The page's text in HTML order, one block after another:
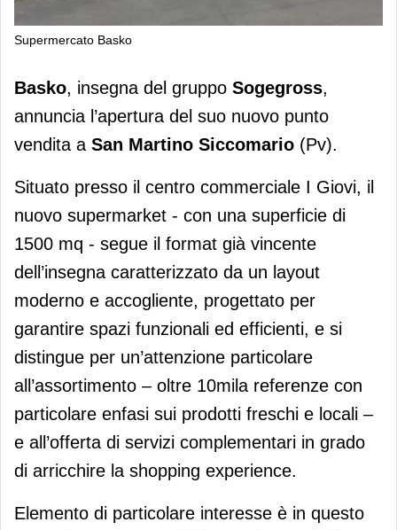
Supermercato Basko
Basko: un nuovo punto vendita a San
Martino Siccomario (Pv)
Basko, insegna del gruppo Sogegross,
annuncia l’apertura del suo nuovo punto
vendita a San Martino Siccomario (Pv).
Situato presso il centro commerciale I Giovi, il
nuovo supermarket - con una superficie di
1500 mq - segue il format già vincente
dell’insegna caratterizzato da un layout
moderno e accogliente, progettato per
garantire spazi funzionali ed efficienti, e si
distingue per un’attenzione particolare
all’assortimento – oltre 10mila referenze con
particolare enfasi sui prodotti freschi e locali –
e all’offerta di servizi complementari in grado
di arricchire la shopping experience.
Elemento di particolare interesse è in questo